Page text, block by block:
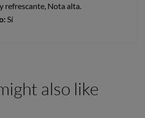
refrescante, Nota alta.
Sí
also like